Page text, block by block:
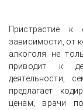
Пристрастие к
зависимости, от
алкоголя не
приводит к
деятельности,
предлагает
ценам, врачи